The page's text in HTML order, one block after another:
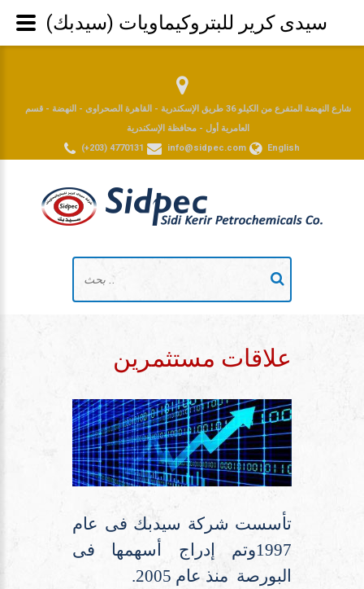
شارع النهضة المتفرع من الكيلو 36 طريق الإسكندرية - القاهرة الصحراوى - النهضة - قسم
العامرية أول - محافظة الإسكندرية
(+203) 4770131
info@sidpec.com English
علاقات مستثمرين
تأسست شركة سيدبك فى عام
1997وتم إدراج أسهمها فى
البورصة منذ عام 2005.
سيدى كرير للبتروكيماويات (سيدبك)